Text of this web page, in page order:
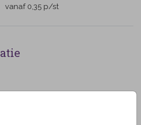
vanaf 0,35 p/st
boven een heuvel landschap